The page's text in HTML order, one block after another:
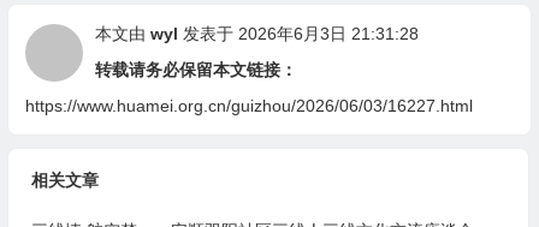
本文由 wyl 发表于 2026年6月3日 21:31:28
转载请务必保留本文链接：
https://www.huamei.org.cn/guizhou/2026/06/03/16227.html
相关文章